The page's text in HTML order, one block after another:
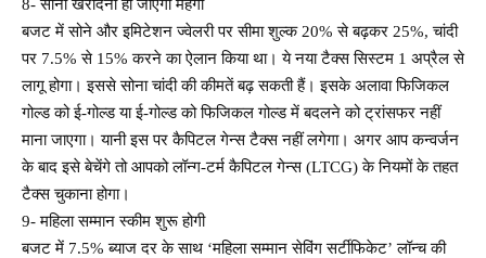
8- सोना खरीदना हो जाएगा महंगा
बजट में सोने और इमिटेशन ज्वेलरी पर सीमा शुल्क 20% से बढ़कर 25%, चांदी
पर 7.5% से 15% करने का ऐलान किया था। ये नया टैक्स सिस्टम 1 अप्रैल से
लागू होगा। इससे सोना चांदी की कीमतें बढ़ सकती हैं। इसके अलावा फिजिकल
गोल्ड को ई-गोल्ड या ई-गोल्ड को फिजिकल गोल्ड में बदलने को ट्रांसफर नहीं
माना जाएगा। यानी इस पर कैपिटल गेन्स टैक्स नहीं लगेगा। अगर आप कन्वर्जन
के बाद इसे बेचेंगे तो आपको लॉन्ग-टर्म कैपिटल गेन्स (LTCG) के नियमों के तहत
टैक्स चुकाना होगा।
9- महिला सम्मान स्कीम शुरू होगी
बजट में 7.5% ब्याज दर के साथ ‘महिला सम्मान सेविंग सर्टीफिकेट’ लॉन्च की